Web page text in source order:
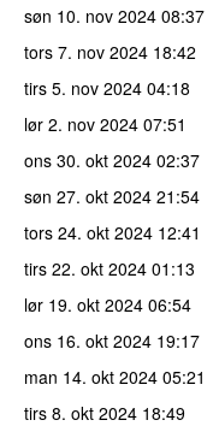
søn 10. nov 2024 08:37
tors 7. nov 2024 18:42
tirs 5. nov 2024 04:18
lør 2. nov 2024 07:51
ons 30. okt 2024 02:37
søn 27. okt 2024 21:54
tors 24. okt 2024 12:41
tirs 22. okt 2024 01:13
lør 19. okt 2024 06:54
ons 16. okt 2024 19:17
man 14. okt 2024 05:21
tirs 8. okt 2024 18:49